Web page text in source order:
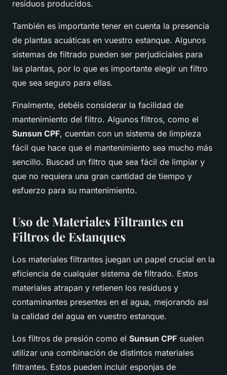
residuos producidos.
También es importante tener en cuenta la presencia
de plantas acuáticas en vuestro estanque. Algunos
sistemas de filtrado pueden ser perjudiciales para
las plantas, por lo que es importante elegir un filtro
que sea seguro para ellas.
Finalmente, debéis considerar la facilidad de
mantenimiento del filtro. Algunos filtros, como el
Sunsun CPF, cuentan con un sistema de limpieza
fácil que hace que el mantenimiento sea mucho más
sencillo. Buscad un filtro que sea fácil de limpiar y
que no requiera una gran cantidad de tiempo y
esfuerzo para su mantenimiento.
Uso de Materiales Filtrantes en
Filtros de Estanques
Los materiales filtrantes juegan un papel crucial en la
eficiencia de cualquier sistema de filtrado. Estos
materiales atrapan y retienen los residuos y
contaminantes presentes en el agua, mejorando así
la calidad del agua en vuestro estanque.
Los filtros de presión como el Sunsun CPF suelen
utilizar una combinación de distintos materiales
filtrantes. Estos pueden incluir esponjas de